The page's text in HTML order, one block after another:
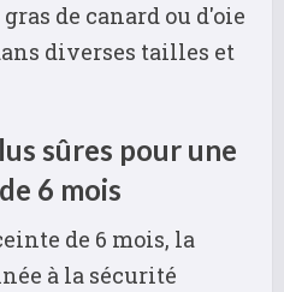
de canard ou d'oie
diverses tailles et
sûres pour une
6 mois
de 6 mois, la
à la sécurité